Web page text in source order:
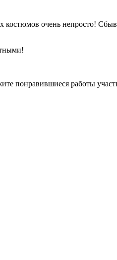
очень непросто!
понравившиеся работы